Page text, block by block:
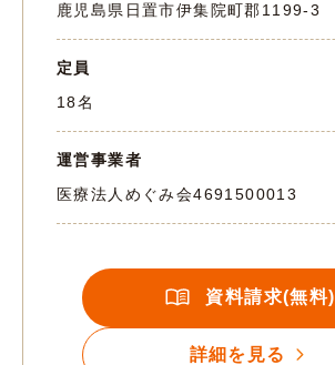
鹿児島県日置市伊集院町郡1199-3
定員
18名
運営事業者
医療法人めぐみ会4691500013
資料請求(無料)
詳細を見る